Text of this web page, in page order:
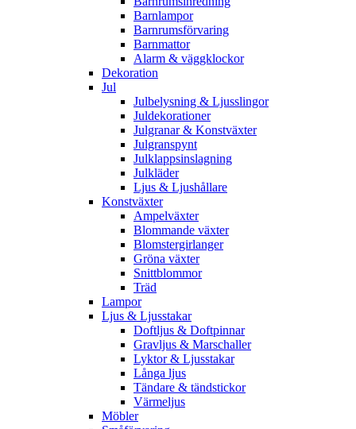
Barnlampor
Barnrumsförvaring
Barnmattor
Alarm & väggklockor
Dekoration
Jul
Julbelysning & Ljusslingor
Juldekorationer
Julgranar & Konstväxter
Julgranspynt
Julklappsinslagning
Julkläder
Ljus & Ljushållare
Konstväxter
Ampelväxter
Blommande växter
Blomstergirlanger
Gröna växter
Snittblommor
Träd
Lampor
Ljus & Ljusstakar
Doftljus & Doftpinnar
Gravljus & Marschaller
Lyktor & Ljusstakar
Långa ljus
Tändare & tändstickor
Värmeljus
Möbler